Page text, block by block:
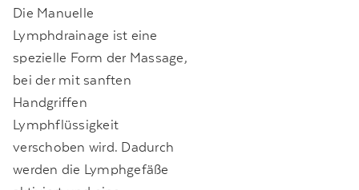
Die Manuelle
Lymphdrainage ist eine
spezielle Form der Massage,
bei der mit sanften
Handgriffen
Lymphflüssigkeit
verschoben wird. Dadurch
werden die Lymphgefäße